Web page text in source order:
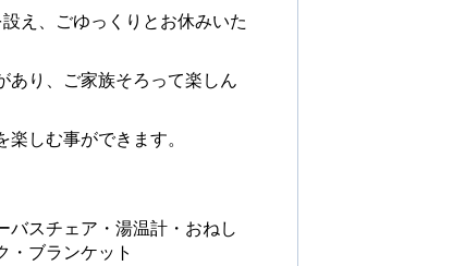
え、ごゆっくりとお休みいた
あり、ご家族そろって楽しん
しむ事ができます。
バスチェア・湯温計・おねし
・ブランケット